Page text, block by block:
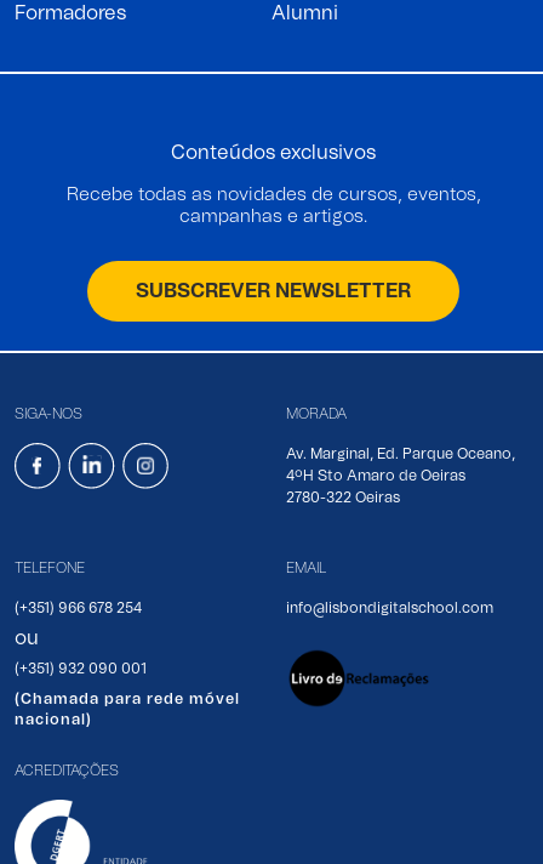
Formadores Alumni
Conteúdos exclusivos
Recebe todas as novidades de cursos, eventos,
campanhas e artigos.
SUBSCREVER NEWSLETTER
SIGA-NOS MORADA
Av. Marginal, Ed. Parque Oceano,
4ºH Sto Amaro de Oeiras
2780-322 Oeiras
TELEFONE
(+351) 966 678 254
ou
(+351) 932 090 001
(Chamada para rede móvel
nacional)
EMAIL
info@lisbondigitalschool.com
ACREDITAÇÕES